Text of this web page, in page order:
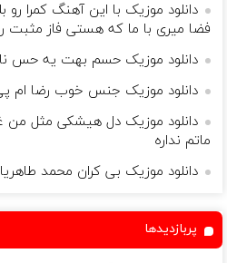
دانلود موزیک با این آهنگ کمرا
فضا میری با ما که هستی فاز مثبت
دانلود موزیک حسم بهت یه حس
دانلود موزیک جنس خوب رضا ام
دانلود موزیک دل هیشکی مثل من
ماتم نداره
دانلود موزیک بی کران محمد
پربازدیدها